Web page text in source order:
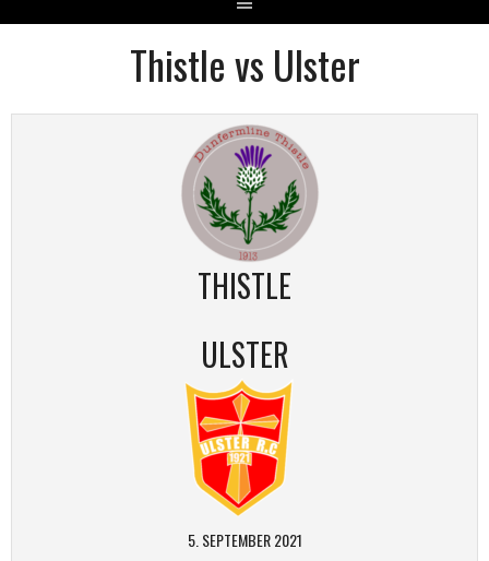
Thistle vs Ulster
THISTLE
ULSTER
5. SEPTEMBER 2021